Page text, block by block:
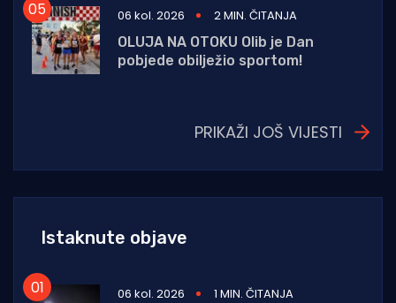
06 kol. 2026
2 MIN. ČITANJA
OLUJA NA OTOKU Olib je Dan
pobjede obilježio sportom!
PRIKAŽI JOŠ VIJESTI
Istaknute objave
06 kol. 2026
1 MIN. ČITANJA